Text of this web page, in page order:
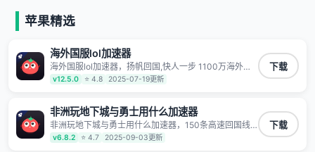
等主流网站应用解除限制，带你穿梭加速回国。目前已
有上百万用户，用户整体好评95%以上，一对一在线客
苹果精选
海外国服lol加速器
海外国服lol加速器，扬帆回国,快人一步 1100万海外华
人都在用的音乐视频回国加速器 Android iOS Windows
Mac TV VIP 支持多种加速场景 了解更多 看视频 全球高
艺、哔哩哔哩和优酷视频,在国外也能畅快追剧!
v12.5.0 ⭐ 4.8 2025-07-19更新
下载
非洲玩地下城与勇士用什么加速器
非洲玩地下城与勇士用什么加速器，150条高速回国线
路 自有高速中转节点 无需注册 一键连接 提供高速线路
应用内直达视频音乐app,快人一步 应用模式 App互不干
v6.8.2 ⭐ 4.7 2025-09-03更新
下载